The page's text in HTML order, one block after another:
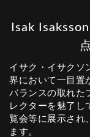
Isak
イサク・イサクソ
界において一目置
バランスの取れた
レクターを魅了し
覧会等に展示され
ます。